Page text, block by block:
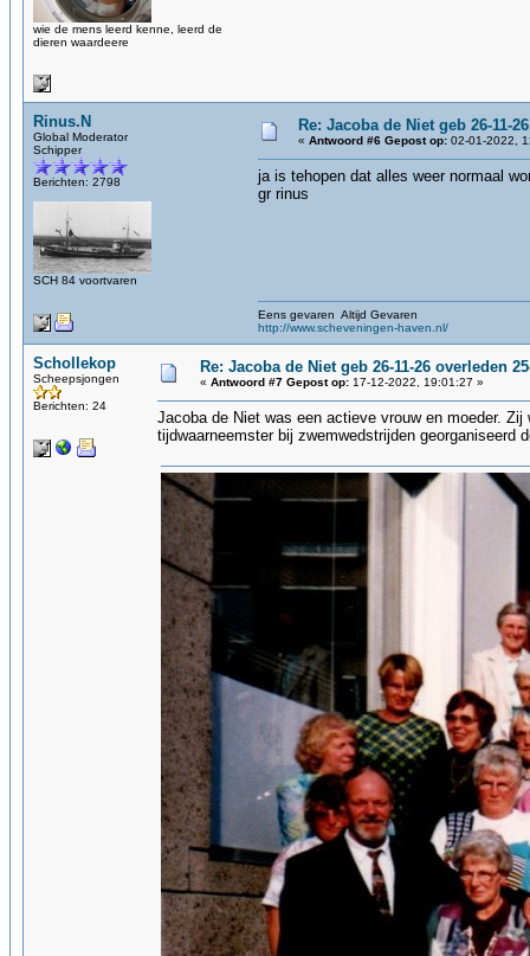
wie de mens leerd kenne, leerd de
dieren waardeere
Rinus.N
Global Moderator
Schipper
Berichten: 2798
SCH 84 voortvaren
Re: Jacoba de Niet geb 26-11-
« Antwoord #6 Gepost op: 02-01-2022,
ja is tehopen dat alles weer normaal
gr rinus
Eens gevaren Altijd Gevaren
http://www.scheveningen-haven.nl/
Schollekop
Scheepsjongen
Berichten: 24
Re: Jacoba de Niet geb 26-11-26 overleden
« Antwoord #7 Gepost op: 17-12-2022, 19:01:27 »
Jacoba de Niet was een actieve vrouw en moeder.
tijdwaarneemster bij zwemwedstrijden georganiseerd